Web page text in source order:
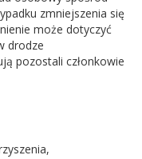
zmniejszenia się
może dotyczyć
drodze
pozostali członkowie